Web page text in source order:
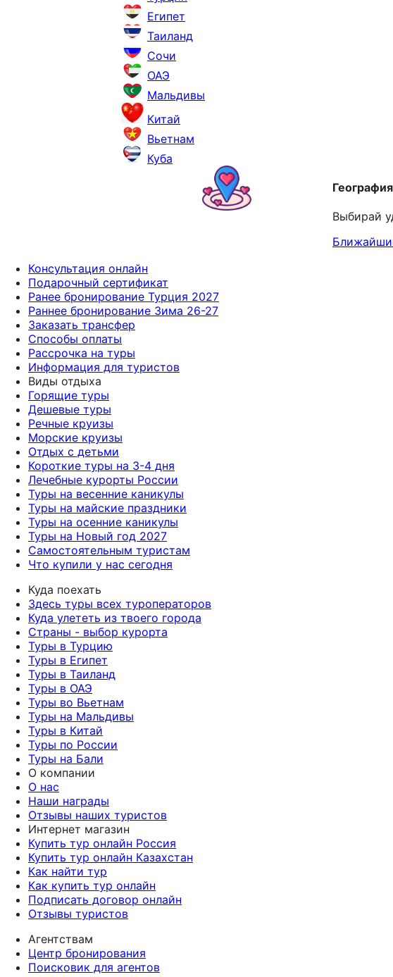
Египет
Таиланд
Сочи
ОАЭ
Мальдивы
Китай
Вьетнам
Куба
Выбирай
Консультация онлайн
Подарочный сертификат
Ранее бронирование Турция 2027
Раннее бронирование Зима 26-27
Заказать трансфер
Способы оплаты
Рассрочка на туры
Информация для туристов
Виды отдыха
Горящие туры
Дешевые туры
Речные круизы
Морские круизы
Отдых с детьми
Короткие туры на 3-4 дня
Лечебные курорты России
Туры на весенние каникулы
Туры на майские праздники
Туры на осенние каникулы
Туры на Новый год 2027
Самостоятельным туристам
Что купили у нас сегодня
Куда поехать
Здесь туры всех туроператоров
Куда улететь из твоего города
Страны - выбор курорта
Туры в Турцию
Туры в Египет
Туры в Таиланд
Туры в ОАЭ
Туры во Вьетнам
Туры на Мальдивы
Туры в Китай
Туры по России
Туры на Бали
О компании
О нас
Наши награды
Отзывы наших туристов
Интернет магазин
Купить тур онлайн Россия
Купить тур онлайн Казахстан
Как найти тур
Как купить тур онлайн
Подписать договор онлайн
Отзывы туристов
Агентствам
Центр бронирования
Поисковик для агентов